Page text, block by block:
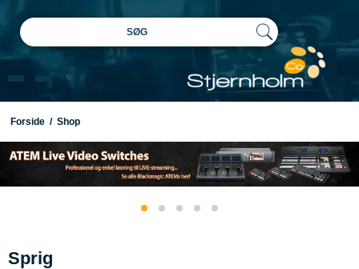
SØG
Forside / Shop
Sprig